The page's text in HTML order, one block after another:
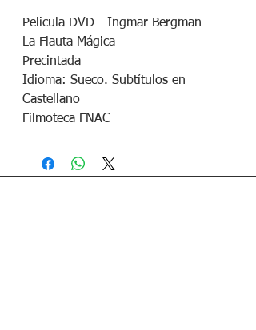
Pelicula DVD - Ingmar Bergman -
La Flauta Mágica
Precintada
Idioma: Sueco. Subtítulos en
Castellano
Filmoteca FNAC